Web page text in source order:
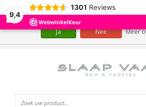
9,4
1301 Reviews
Wij slaan cookies op om onze website te
Ja Nee Meer